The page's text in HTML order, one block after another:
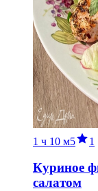
1 ч 10 м5 1
Куриное
салатом